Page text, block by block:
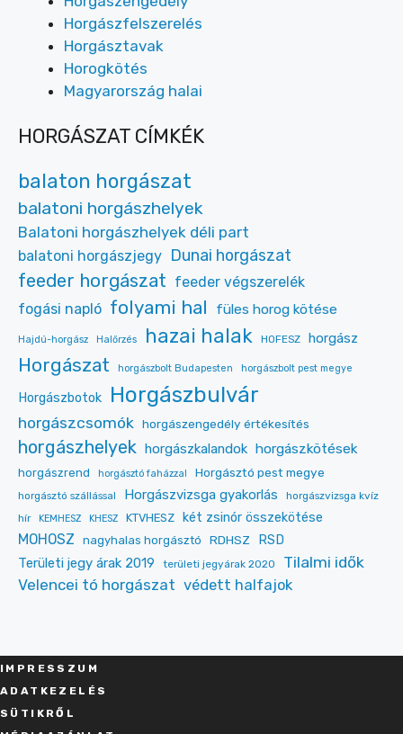
Horgászfelszerelés
Horgásztavak
Horogkötés
Magyarország halai
HORGÁSZAT CÍMKÉK
balaton horgászat
balatoni horgászhelyek
Balatoni horgászhelyek déli part
balatoni horgászjegy Dunai horgászat
feeder horgászat feeder végszerelék
fogási napló folyami hal füles horog kötése
Hajdú-horgász Halőrzés hazai halak HOFESZ horgász
Horgászat horgászbolt Budapesten horgászbolt pest megye
Horgászbotok Horgászbulvár
horgászcsomók horgászengedély értékesítés
horgászhelyek horgászkalandok horgászkötések
horgászrend horgásztó faházzal Horgásztó pest megye
horgásztó szállással Horgászvizsga gyakorlás
horgászvizsga kvíz
hír
KEMHESZ KHESZ KTVHESZ két zsinór összekötése
MOHOSZ nagyhalas horgásztó RDHSZ RSD
Területi jegy árak 2019 területi jegyárak 2020
Tilalmi idők
Velencei tó horgászat védett halfajok
IMPRESSZU M
ADATKEZELÉS
SÜT IKRŐL